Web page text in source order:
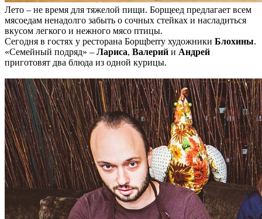
Лето – не время для тяжелой пищи. Борщеед предлагает всем
мясоедам ненадолго забыть о сочных стейках и насладиться
вкусом легкого и нежного мясо птицы.
Сегодня в гостях у ресторана Борщberry художники Блохины.
«Семейный подряд» – Лариса, Валерий и Андрей
приготовят два блюда из одной курицы.